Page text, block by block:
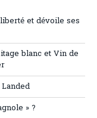
et dévoile ses
blanc et Vin de
» ?